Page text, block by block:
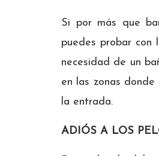
Si por más que
puedes probar con
necesidad de un
en las zonas
la entrada.
ADIÓS A LOS